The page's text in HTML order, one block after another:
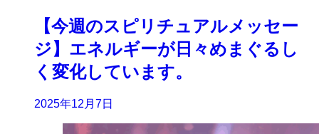
【今週のスピリチュアルメッセー
ジ】エネルギーが日々めまぐるし
く変化しています。
2025年12月7日